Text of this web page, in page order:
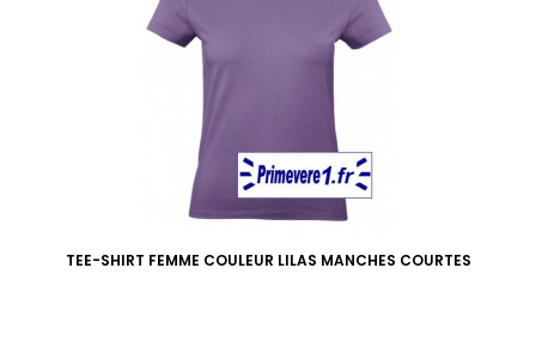
TEE-SHIRT FEMME COULEUR LILAS MANCHES COURTES